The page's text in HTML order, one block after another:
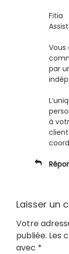
Fitia
Vous
par
à
Laisser un
Votre
publiée. Les
avec *